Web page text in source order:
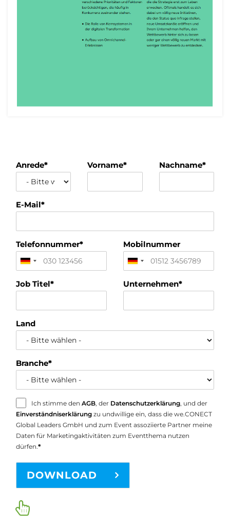
Anrede* Vorname* Nachname*
E-Mail*
Telefonnummer* Mobilnummer
Job Titel* Unternehmen*
Land
Branche*
Ich stimme den AGB, der Datenschutzerklärung, und der
Einverständniserklärung zu undwillige ein, dass die we.CONECT
Global Leaders GmbH und zum Event assoziierte Partner meine
Daten für Marketingaktivitäten zum Eventthema nutzen
dürfen.*
DOWNLOAD